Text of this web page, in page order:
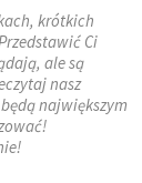
krótkich
Ci
ale są
nasz
największym